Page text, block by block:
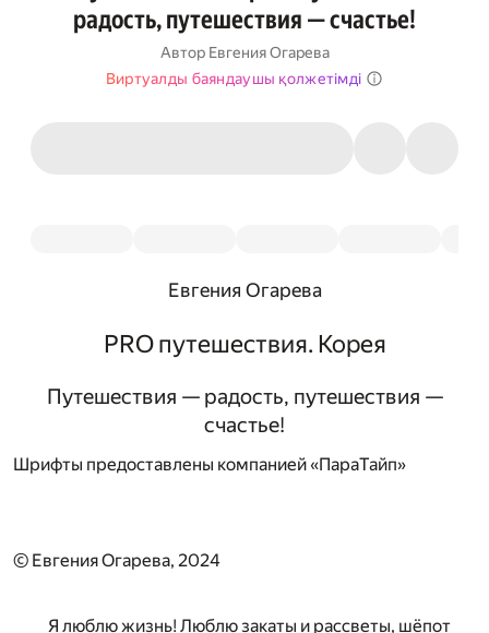
радость, путешествия — счастье!
Автор Евгения Огарева
Виртуалды баяндаушы қолжетімді
Евгения Огарева
PRO путешествия. Корея
Путешествия — радость, путешествия —
счастье!
Шрифты предоставлены компанией «ПараТайп»
© Евгения Огарева, 2024
Я люблю жизнь! Люблю закаты и рассветы, шёпот